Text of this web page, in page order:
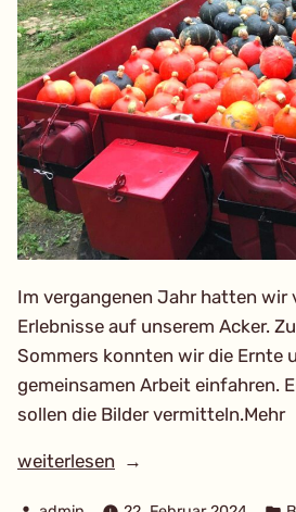
Im vergangenen Jahr hatten wir
Erlebnisse auf unserem Acker.
Sommers konnten wir die Ernte
gemeinsamen Arbeit einfahren.
sollen die Bilder vermitteln.Mehr
„Unsere
weiterlesen